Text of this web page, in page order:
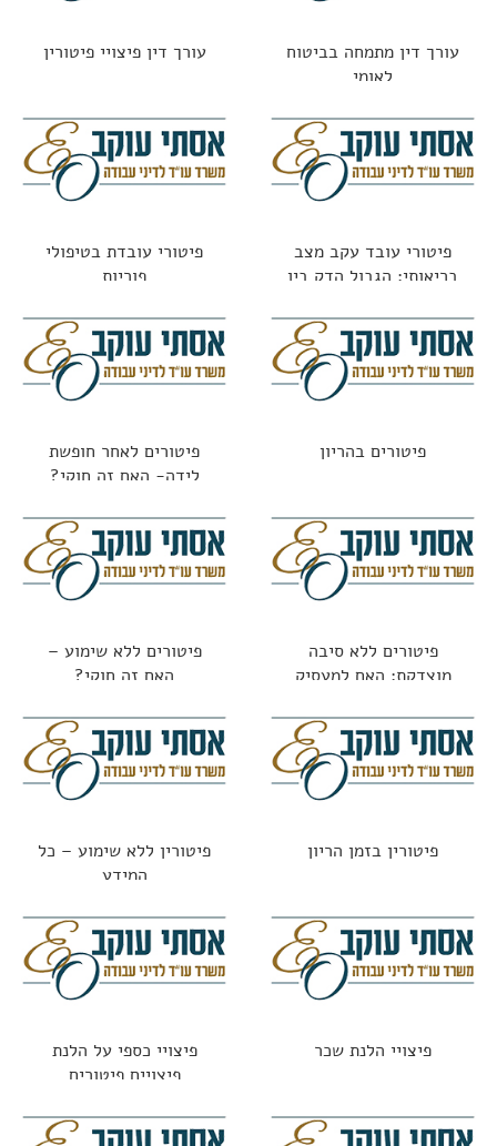
עורך דין מתמחה בביטוח
לאומי
עורך דין פיצויי פיטורין
פיטורי עובד עקב מצב
בריאותי: הגבול הדק בין
פיטורי עובדת בטיפולי
פוריות
פיטורים בהריון
פיטורים לאחר חופשת
לידה- האם זה חוקי?
פיטורים ללא סיבה
מוצדקת: האם למעסיק
פיטורים ללא שימוע –
האם זה חוקי?
פיטורין בזמן הריון
פיטורין ללא שימוע – כל
המידע
פיצויי הלנת שכר
פיצויי כספי על הלנת
פיצויים פיטורים